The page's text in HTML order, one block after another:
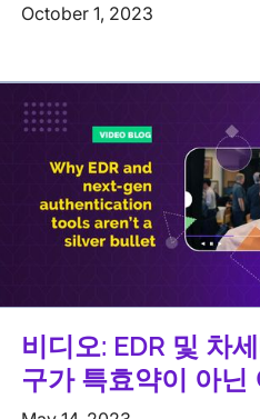
October 1, 2023
비디오: EDR 및 차
구가 특효약이 아닌